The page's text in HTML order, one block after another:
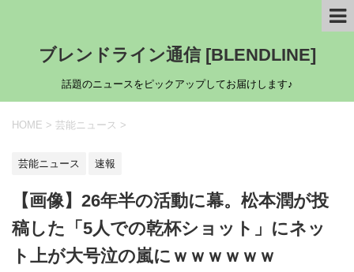
ブレンドライン通信 [BLENDLINE]
話題のニュースをピックアップしてお届けします♪
HOME > 芸能ニュース >
芸能ニュース 速報
【画像】26年半の活動に幕。松本潤が投
稿した「5人での乾杯ショット」にネッ
ト上が大号泣の嵐にｗｗｗｗｗｗ